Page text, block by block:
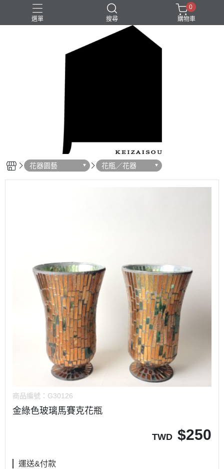
選單 搜尋
0
購物車
花器園藝 花瓶／花器
商品編號： G30126
金綠色玻璃馬賽克花瓶
TWD $250
運送&付款